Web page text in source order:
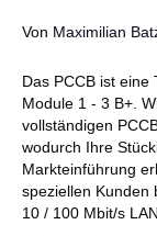
Von Maximilian
Das PCCB ist
Module 1 - 3 B+.
vollständigen
wodurch Ihre
Markteinführung
speziellen Kunden
10 / 100 Mbit/s